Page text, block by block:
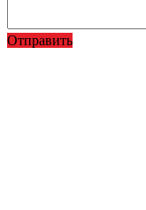
Отправить